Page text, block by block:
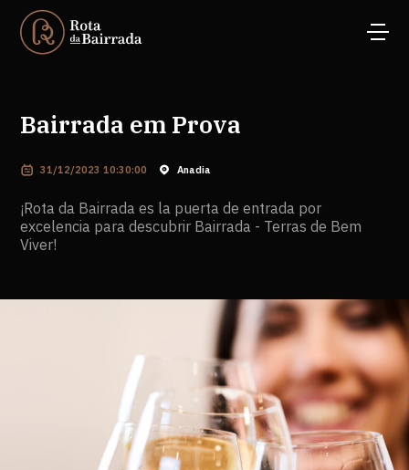
Bairrada em Prova
31/12/2023 10:30:00 Anadia
¡Rota da Bairrada es la puerta de entrada por
excelencia para descubrir Bairrada - Terras de Bem
Viver!